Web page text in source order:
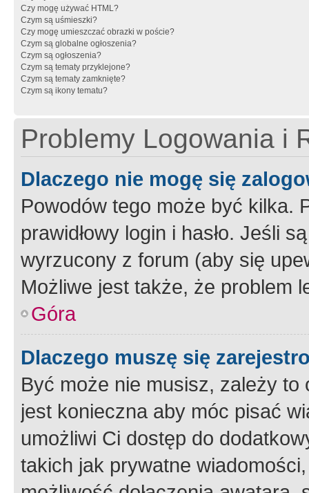
Czy mogę używać HTML?
Czym są uśmieszki?
Czy mogę umieszczać obrazki w poście?
Czym są globalne ogłoszenia?
Czym są ogłoszenia?
Czym są tematy przyklejone?
Czym są tematy zamknięte?
Czym są ikony tematu?
Problemy Logowania i
Dlaczego nie mogę się
Powodów tego może być kilka.
prawidłowy login i hasło. Jeśli
wyrzucony z forum (aby się
Możliwe jest także, że problem
Góra
Dlaczego muszę się
Być może nie musisz, zależy
jest konieczna aby móc pisać
umożliwi Ci dostęp do
takich jak prywatne